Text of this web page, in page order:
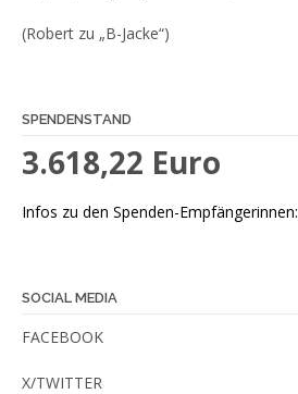
(Robert zu „B-Jacke“)
SPENDENSTAND
3.618,22 Euro
Infos zu den Spenden-Empfängerinnen:
SOCIAL MEDIA
FACEBOOK
X/TWITTER